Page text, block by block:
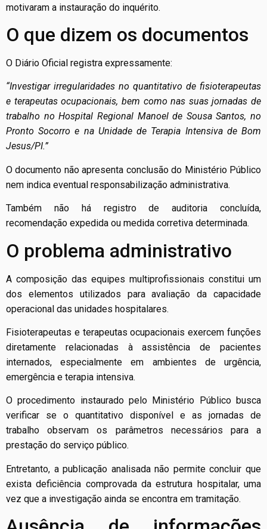
motivaram a instauração do inquérito.
O que dizem os documentos
O Diário Oficial registra expressamente:
“Investigar irregularidades no quantitativo de fisioterapeutas
e terapeutas ocupacionais, bem como nas suas jornadas de
trabalho no Hospital Regional Manoel de Sousa Santos, no
Pronto Socorro e na Unidade de Terapia Intensiva de Bom
Jesus/PI.”
O documento não apresenta conclusão do Ministério Público
nem indica eventual responsabilização administrativa.
Também não há registro de auditoria concluída,
recomendação expedida ou medida corretiva determinada.
O problema administrativo
A composição das equipes multiprofissionais constitui um
dos elementos utilizados para avaliação da capacidade
operacional das unidades hospitalares.
Fisioterapeutas e terapeutas ocupacionais exercem funções
diretamente relacionadas à assistência de pacientes
internados, especialmente em ambientes de urgência,
emergência e terapia intensiva.
O procedimento instaurado pelo Ministério Público busca
verificar se o quantitativo disponível e as jornadas de
trabalho observam os parâmetros necessários para a
prestação do serviço público.
Entretanto, a publicação analisada não permite concluir que
exista deficiência comprovada da estrutura hospitalar, uma
vez que a investigação ainda se encontra em tramitação.